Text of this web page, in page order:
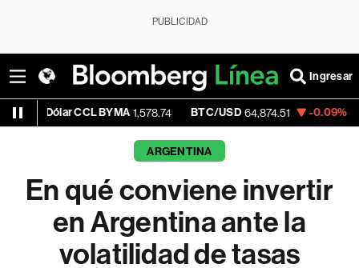
PUBLICIDAD
Ingresar
CCL BYMA 1,578.74 BTC/USD 64,874.51 -0.09% ETH/USD
ARGENTINA
En qué conviene invertir
en Argentina ante la
volatilidad de tasas